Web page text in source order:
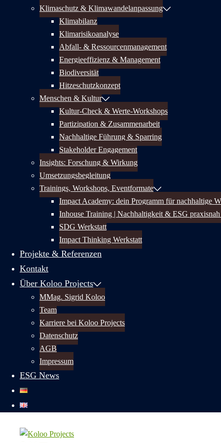
Klimaschutz & Klimawandelanpassung
Klimabilanz
Klimarisikoanalyse
Abfall- & Ressourcenmanagement
Energieeffizienz & Management
Biodiversität
Hitzeschutzkonzept
Menschen & Kultur
Kultur-Check & Werte-Workshops
Partizipation & Zusammenarbeit
Nachhaltige Führung & Sparring
Stakeholder Engagement
Insights: Forschung & Wirkung
Umsetzungsbegleitung
Trainings, Workshops, Eventformate
Impact Academy: dein Programm für nachhaltige
Inhouse Training | Nachhaltigkeit & ESG
SDG Werkstatt
Impact Thinking Werkstatt
Projekte & Referenzen
Kontakt
Über Koloo Projects
MMag. Sigrid Koloo
Team
Karriere bei Koloo Projects
Datenschutz
AGB
Impressum
ESG News